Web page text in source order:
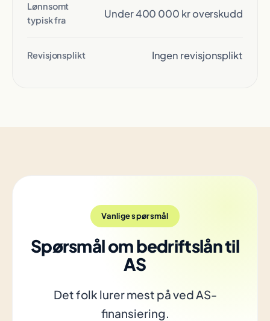
Lønnsomt
typisk fra
Under 400 000 kr overskudd
Revisjonsplikt Ingen revisjonsplikt
Vanlige spørsmål
Spørsmål om bedriftslån til
AS
Det folk lurer mest på ved AS-
finansiering.